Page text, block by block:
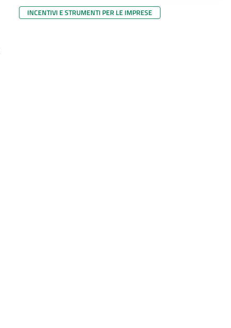
INCENTIVI E STRUMENTI PER LE IMPRESE